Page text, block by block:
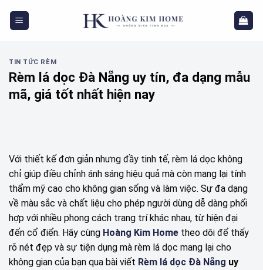
TIN TỨC RÈM
Rèm lá dọc Đà Nẵng uy tín, đa dạng mẫu
mã, giá tốt nhất hiện nay
Với thiết kế đơn giản nhưng đầy tinh tế, rèm lá dọc không
chỉ giúp điều chỉnh ánh sáng hiệu quả mà còn mang lại tính
thẩm mỹ cao cho không gian sống và làm việc. Sự đa dạng
về màu sắc và chất liệu cho phép người dùng dễ dàng phối
hợp với nhiều phong cách trang trí khác nhau, từ hiện đại
đến cổ điển. Hãy cùng Hoàng Kim Home theo dõi để thấy
rõ nét đẹp và sự tiện dụng mà rèm lá dọc mang lại cho
không gian của bạn qua bài viết Rèm lá dọc Đà Nẵng uy